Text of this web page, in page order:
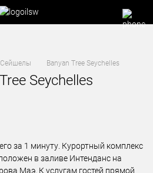
Сейшелы Banyan Tree Seychelles
Seychelles
за 1 минуту. Курортный комплекс
в заливе Интенданс на
Маэ. К услугам гостей прямой